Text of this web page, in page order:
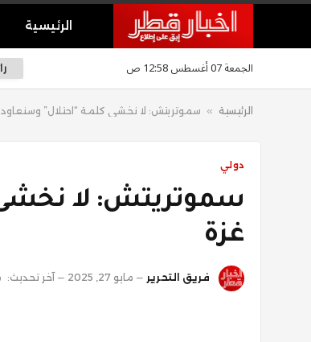
الرئيسية
الجمعة 07 أغسطس 12:58 ص
الرئيسية » سموتريتش: لا نخشى كلمة “احتلال” وسنعاود
دولي
سموتريتش: لا نخشى
غزة
فريق التحرير مايو 27, 2025 آخر تحديث: